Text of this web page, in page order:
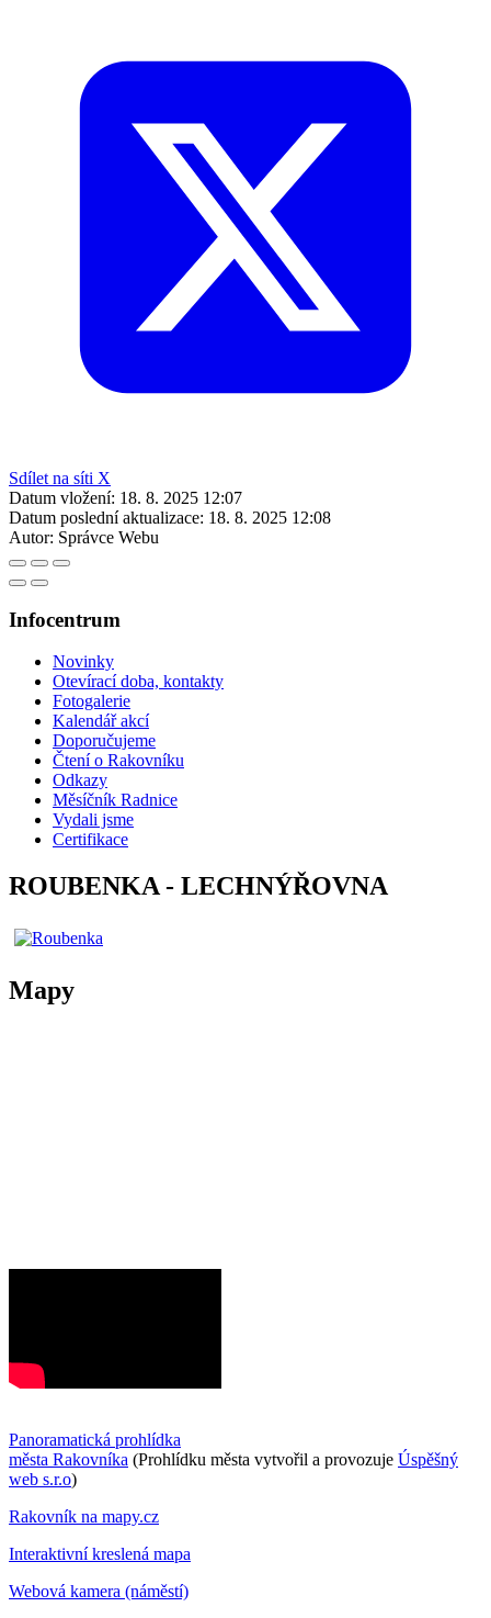
Sdílet na síti X
Datum vložení: 18. 8. 2025 12:07
Datum poslední aktualizace: 18. 8. 2025 12:08
Autor: Správce Webu
Infocentrum
Novinky
Otevírací doba, kontakty
Fotogalerie
Kalendář akcí
Doporučujeme
Čtení o Rakovníku
Odkazy
Měsíčník Radnice
Vydali jsme
Certifikace
ROUBENKA - LECHNÝŘOVNA
Mapy
Panoramatická prohlídka
města Rakovníka (Prohlídku města vytvořil a provozuje Úspěšný
web s.r.o)
Rakovník na mapy.cz
Interaktivní kreslená mapa
Webová kamera (náměstí)